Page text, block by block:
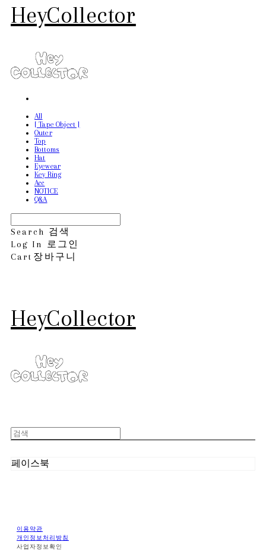
HeyCollector
All
[ Tape Object ]
Outer
Top
Bottoms
Hat
Eyewear
Key Ring
Acc
NOTICE
Q&A
Search 검색
Log In
로그인
Cart 장바구니
HeyCollector
페이스북
이용약관
개인정보처리방침
사업자정보확인